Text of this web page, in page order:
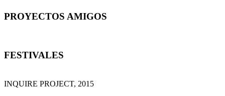
PROYECTOS AMIGOS
FESTIVALES
INQUIRE PROJECT, 2015